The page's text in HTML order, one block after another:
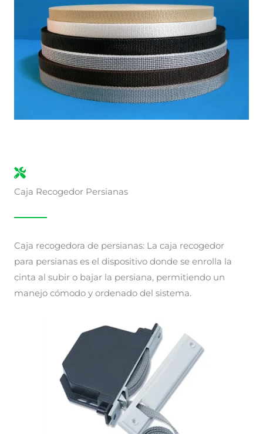
Caja Recogedor Persianas
Caja recogedora de persianas: La caja recogedor
para persianas es el dispositivo donde se enrolla la
cinta al subir o bajar la persiana, permitiendo un
manejo cómodo y ordenado del sistema.